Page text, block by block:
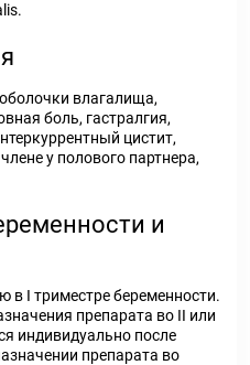
влагалища,
боль, гастралгия,
цистит,
у полового партнера,
и
в I триместре беременности.
препарата во II или
индивидуально после
препарата во